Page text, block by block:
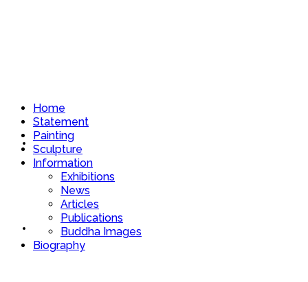
Home
Statement
Home
Statement
Painting
Sculpture
Information
Exhibitions
News
Articles
Publications
Buddha Images
Biography